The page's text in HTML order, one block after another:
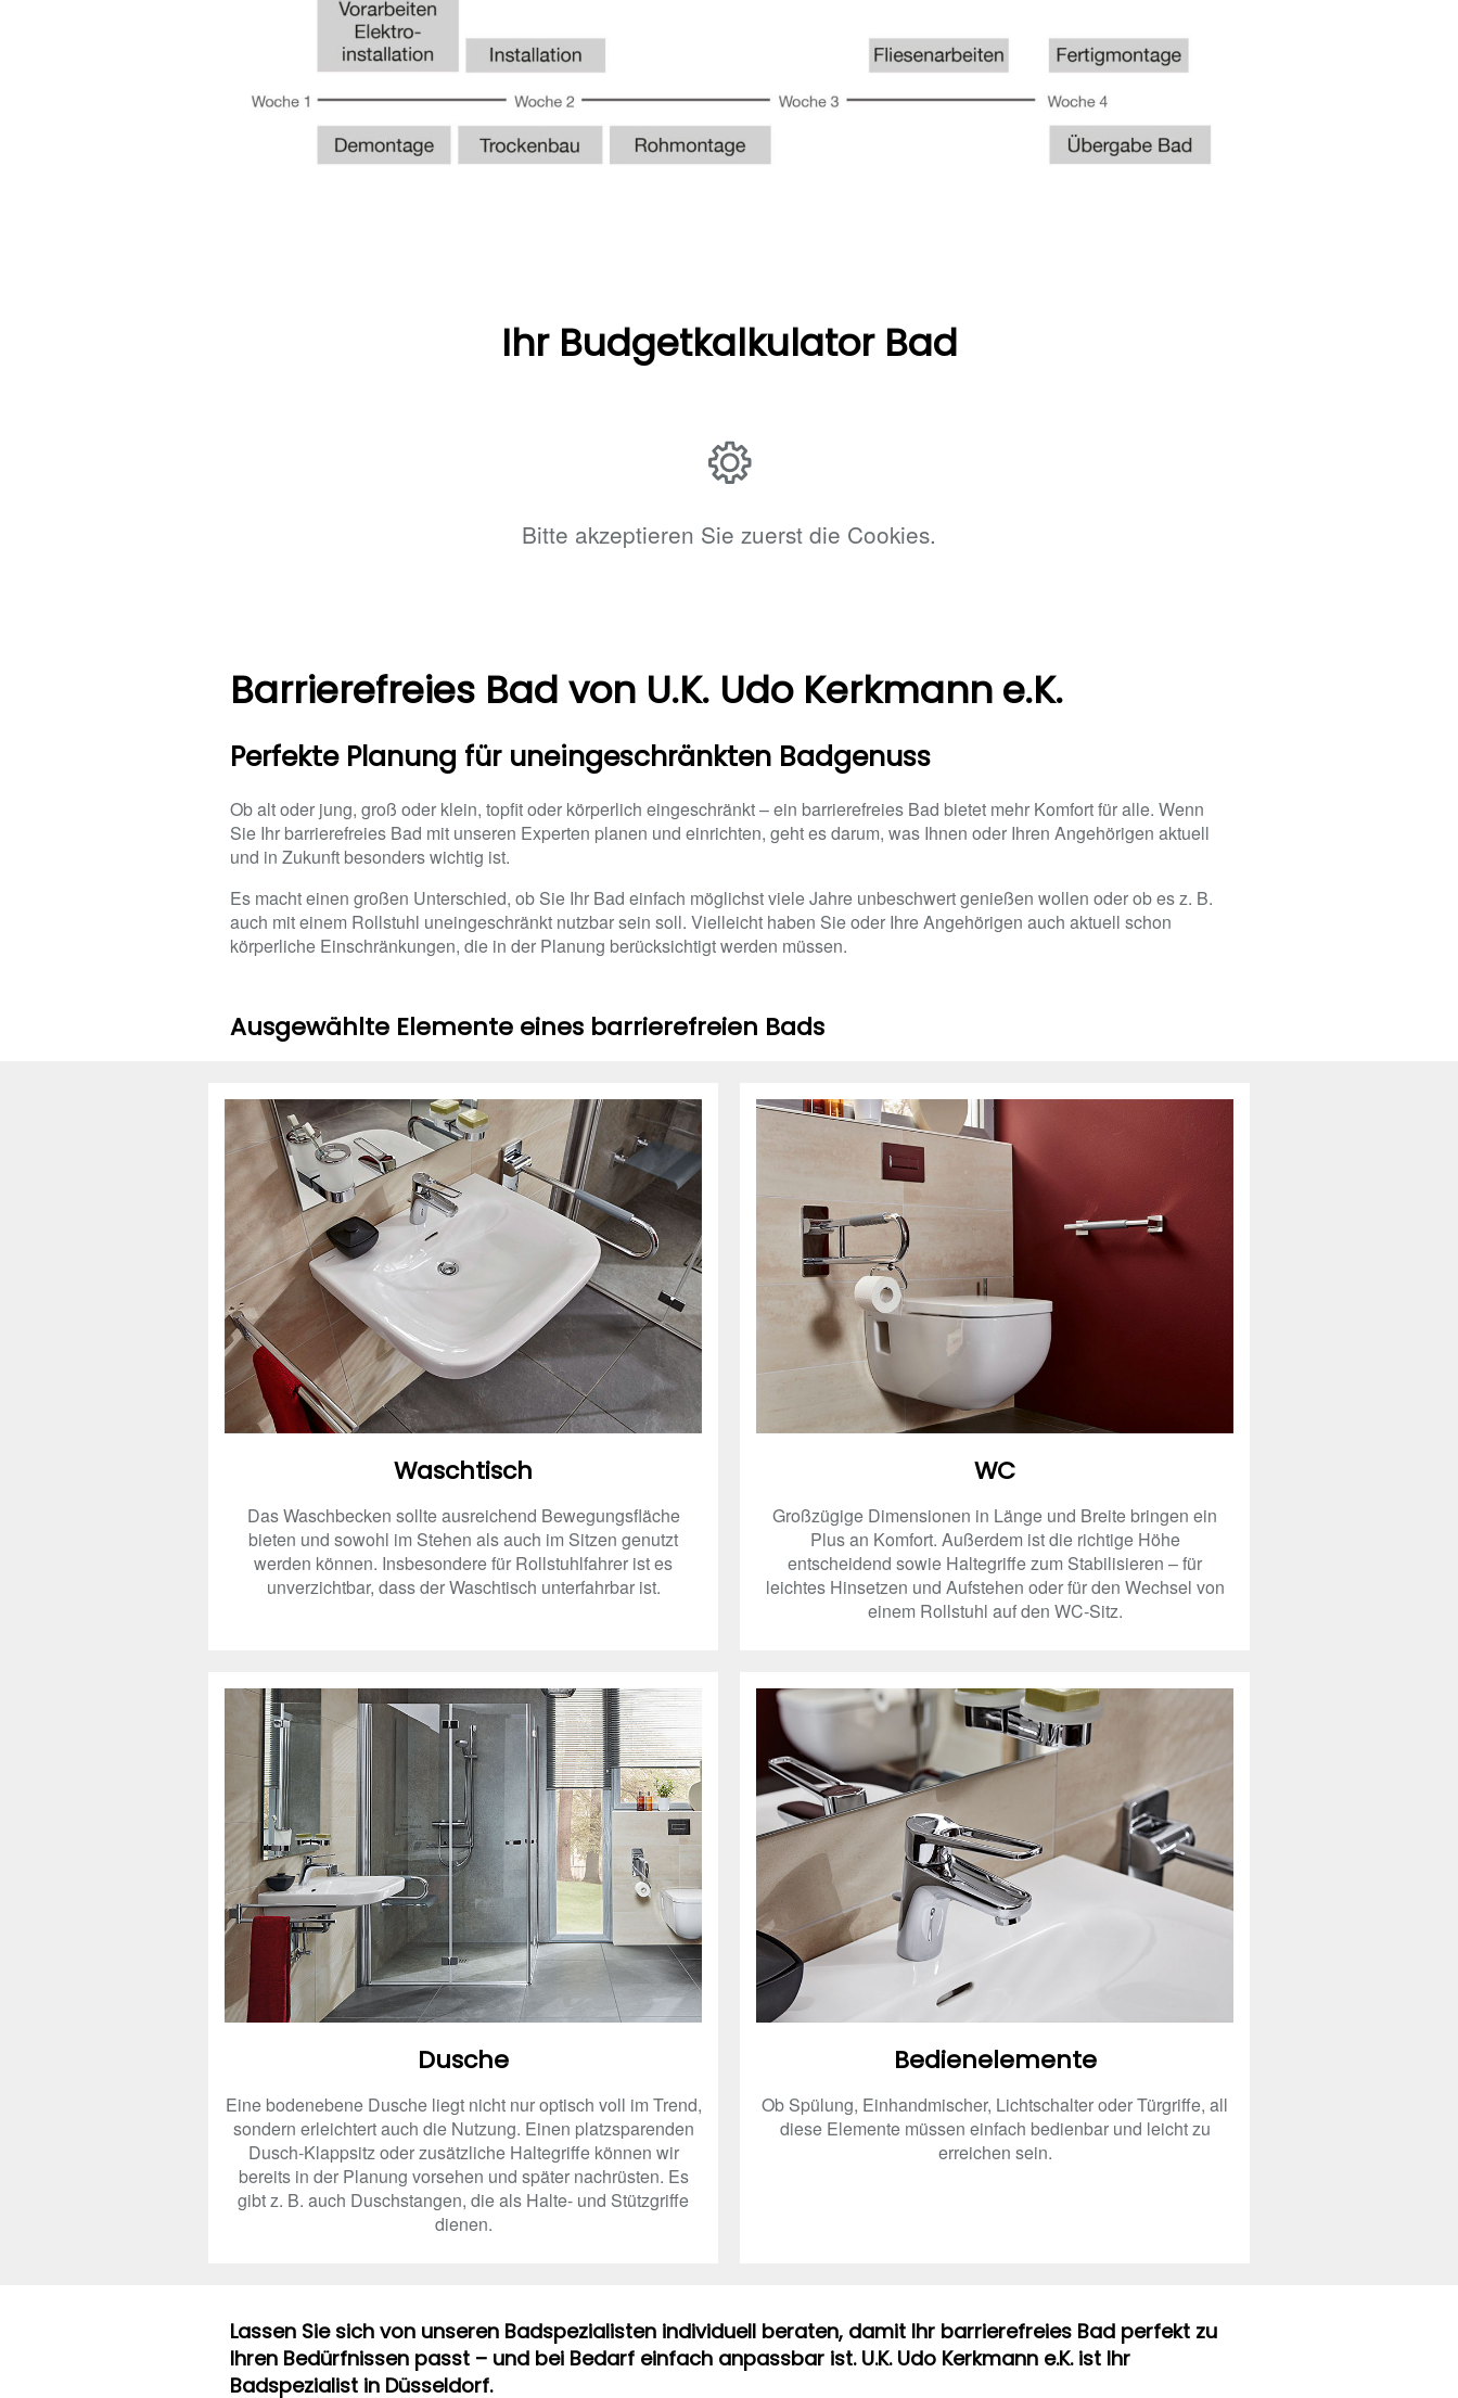
Ihr Budgetkalkulator Bad
Bitte akzeptieren Sie zuerst die Cookies.
Barrierefreies Bad von U.K. Udo Kerkmann e.K.
Perfekte Planung für uneingeschränkten Badgenuss
Ob alt oder jung, groß oder klein, topfit oder körperlich eingeschränkt – ein barrierefreies Bad bietet mehr Komfort für alle. Wenn
Sie Ihr barrierefreies Bad mit unseren Experten planen und einrichten, geht es darum, was Ihnen oder Ihren Angehörigen aktuell
und in Zukunft besonders wichtig ist.
Es macht einen großen Unterschied, ob Sie Ihr Bad einfach möglichst viele Jahre unbeschwert genießen wollen oder ob es z. B.
auch mit einem Rollstuhl uneingeschränkt nutzbar sein soll. Vielleicht haben Sie oder Ihre Angehörigen auch aktuell schon
körperliche Einschränkungen, die in der Planung berücksichtigt werden müssen.
Ausgewählte Elemente eines barrierefreien Bads
Waschtisch
Das Waschbecken sollte ausreichend Bewegungsfläche
bieten und sowohl im Stehen als auch im Sitzen genutzt
werden können. Insbesondere für Rollstuhlfahrer ist es
unverzichtbar, dass der Waschtisch unterfahrbar ist.
WC
Großzügige Dimensionen in Länge und Breite bringen ein
Plus an Komfort. Außerdem ist die richtige Höhe
entscheidend sowie Haltegriffe zum Stabilisieren – für
leichtes Hinsetzen und Aufstehen oder für den Wechsel von
einem Rollstuhl auf den WC-Sitz.
Dusche
Eine bodenebene Dusche liegt nicht nur optisch voll im Trend,
sondern erleichtert auch die Nutzung. Einen platzsparenden
Dusch-Klappsitz oder zusätzliche Haltegriffe können wir
bereits in der Planung vorsehen und später nachrüsten. Es
gibt z. B. auch Duschstangen, die als Halte- und Stützgriffe
dienen.
Bedienelemente
Ob Spülung, Einhandmischer, Lichtschalter oder Türgriffe, all
diese Elemente müssen einfach bedienbar und leicht zu
erreichen sein.
Lassen Sie sich von unseren Badspezialisten individuell beraten, damit Ihr barrierefreies Bad perfekt zu
Ihren Bedürfnissen passt – und bei Bedarf einfach anpassbar ist. U.K. Udo Kerkmann e.K. ist Ihr
Badspezialist in Düsseldorf.